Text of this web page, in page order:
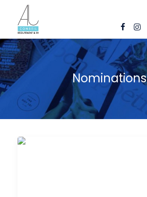
OFFRES D’EMPLOI
CANDIDATS
ENTREPRISES
NOS FICHES MÉTIERS
Nominations